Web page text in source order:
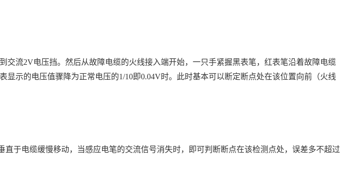
流2V电压挡。然后从故障电缆的火线接入端开始，一只手紧握黑表笔，红表笔沿着故障电缆
示的电压值骤降为正常电压的1/10即0.04V时。此时基本可以断定断点处在该位置向前（火线
于电缆缓慢移动，当感应电笔的交流信号消失时，即可判断断点在该检测点处，误差多不超过